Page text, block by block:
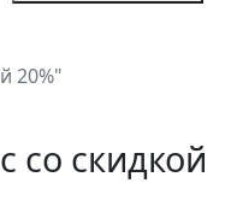
20%"
скидкой